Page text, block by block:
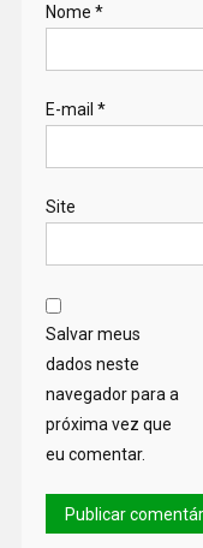
Nome *
E-mail *
Site
Salvar meus
dados neste
navegador para a
próxima vez que
eu comentar.